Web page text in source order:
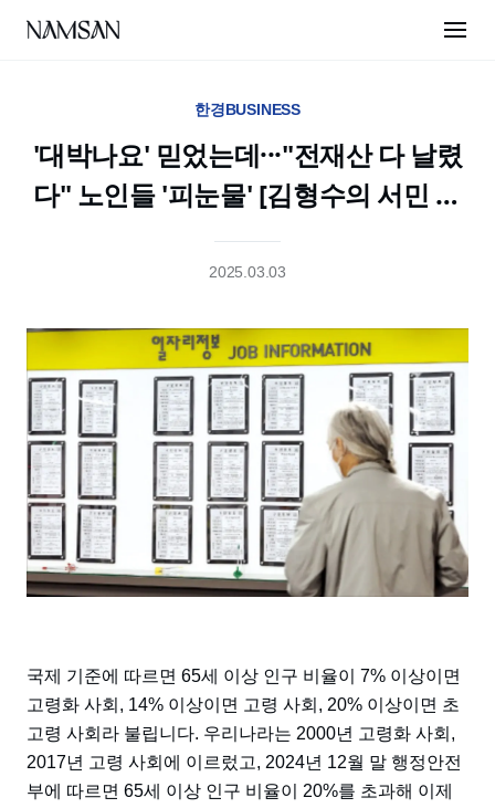
한경BUSINESS
'대박나요' 믿었는데···"전재산 다 날렸
다" 노인들 '피눈물' [김형수의 서민 울
리는 범죄들]
2025.03.03
국제 기준에 따르면 65세 이상 인구 비율이 7% 이상이면
고령화 사회, 14% 이상이면 고령 사회, 20% 이상이면 초
고령 사회라 불립니다. 우리나라는 2000년 고령화 사회,
2017년 고령 사회에 이르렀고, 2024년 12월 말 행정안전
부에 따르면 65세 이상 인구 비율이 20%를 초과해 이제